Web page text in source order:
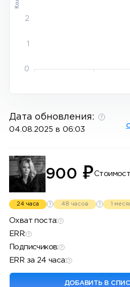
2
1
0
Дата обновления:
04.08.2025 в 06:03
900 ₽
24 часа 48 часов 1
Охват поста:
ERR:
Подписчиков:
ERR за 24 часа:
ДОБАВИТЬ В